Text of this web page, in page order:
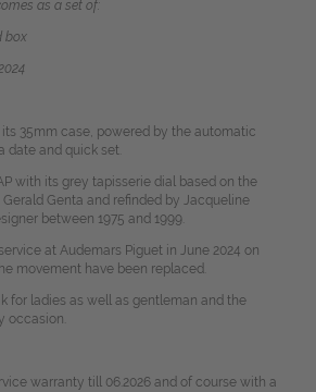
as a set of:
box
its 35mm case, powered by the automatic
date and quick set.
with its grey tapisserie dial based on the
Genta and refinded by Jacqueline
between 1975 and 1999.
at Audemars Piguet in June 2024 on
movement have been replaced.
for ladies as well as gentleman and the
occasion.
warranty till 06.2026 and of course with a